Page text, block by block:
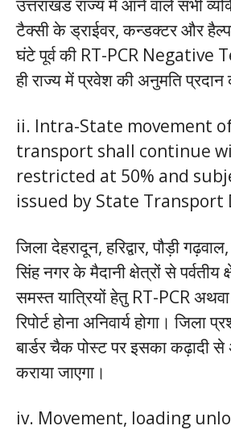
उत्तराखंड राज्य में आने वाले सभी
टैक्सी के ड्राईवर, कन्डक्टर और
घंटे पूर्व की RT-PCR Negative
ही राज्य में प्रवेश की अनुमति प्रदान
ii. Intra-State movement
transport shall continue
restricted at 50% and
issued by State
जिला देहरादून, हरिद्वार, पौड़ी
सिंह नगर के मैदानी क्षेत्रों से पर्वतीय
समस्त यात्रियों हेतु RT-PCR
रिपोर्ट होना अनिवार्य होगा। जिला
बार्डर चैक पोस्ट पर इसका कढ़ादी
कराया जाएगा।
iv. Movement, loading